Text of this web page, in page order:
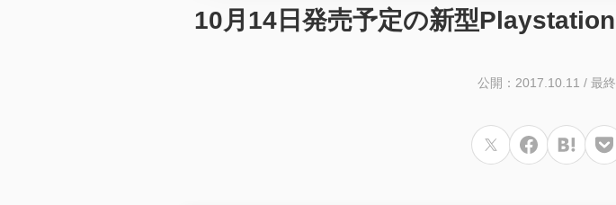
10月14日発売予定の新型
公開：2017.10.11 / 最